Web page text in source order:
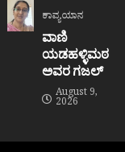
ಕಾವ್ಯಯಾನ
ವಾಣಿ
ಯಡಹಳ್ಳಿಮಠ
ಅವರ ಗಜಲ್
August 9,
2026